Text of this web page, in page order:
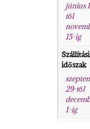
június
től
15-ig
Szállítási
időszak
29-től
1-ig